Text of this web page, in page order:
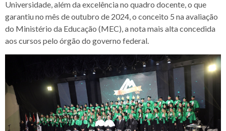
Universidade, além da excelência no quadro docente, o que
garantiu no mês de outubro de 2024, o conceito 5 na avaliação
do Ministério da Educação (MEC), a nota mais alta concedida
aos cursos pelo órgão do governo federal.